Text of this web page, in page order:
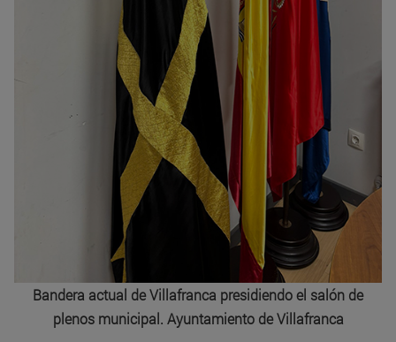
Bandera actual de Villafranca presidiendo el salón de
plenos municipal. Ayuntamiento de Villafranca